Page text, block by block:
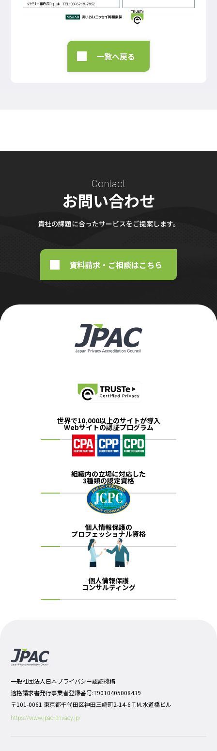
一覧へ戻る
Contact
お問い合わせ
貴社の課題に合ったサービスをご提案します。
資料請求・ご相談はこちら
世界で10,000以上のサイトが導入
Webサイトの認証プログラム
組織内の立場に対応した
3種類の認定資格
個人情報保護の
プロフェッショナル資格
個人情報保護
コンサルティング
一般社団法人日本プライバシー認証機構
適格請求書発行事業者登録番号:T9010405008439
〒101-0061 東京都千代田区神田三崎町2-14-6 T.M.水道橋ビル
https://www.jpac-privacy.jp/